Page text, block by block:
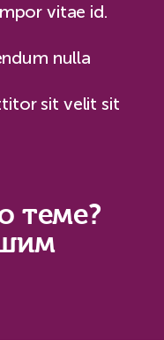
vitae id.
nulla
sit velit sit
теме?